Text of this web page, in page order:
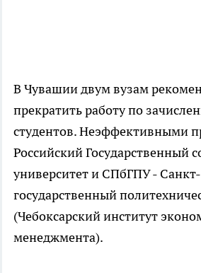
В Чувашии двум вузам
прекратить работу по
студентов. Неэффективными
Российский Государственный
университет и СПбГПУ -
государственный
(Чебоксарский институт
менеджмента).